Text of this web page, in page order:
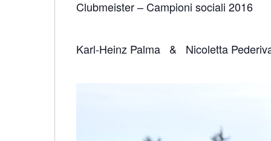
Clubmeister – Campioni sociali 2016
Karl-Heinz Palma & Nicoletta